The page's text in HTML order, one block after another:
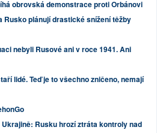
obrovská demonstrace proti Orbánovi
Rusko plánují drastické snížení těžby
nebyli Rusové ani v roce 1941. Ani
lidé. Teď je to všechno zničeno, nemají
Rusku hrozí ztráta kontroly nad